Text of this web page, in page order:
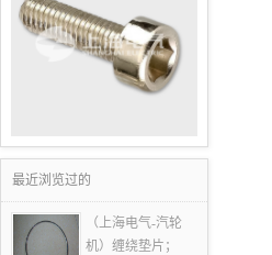
最近浏览过的
（上海电气-汽轮
机）缠绕垫片；